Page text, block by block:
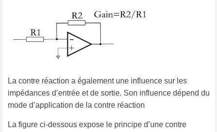
La contre réaction a également une influence sur les
impédances d’entrée et de sortie. Son influence dépend du
mode d’application de la contre réaction
La figure ci-dessous expose le principe d’une contre